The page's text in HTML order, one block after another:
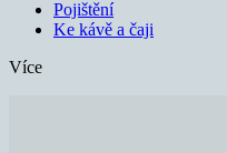
Pojištění
Ke kávě a čaji
Více